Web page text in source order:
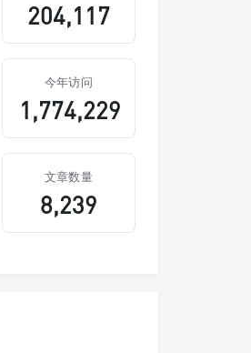
204,117
今年访问
1,774,229
文章数量
8,239